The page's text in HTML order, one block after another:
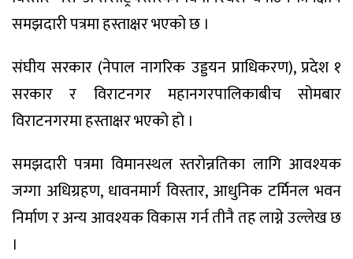
समझदारी पत्रमा हस्ताक्षर भएको छ ।
संघीय सरकार (नेपाल नागरिक उड्डयन प्राधिकरण), प्रदेश १
सरकार र विराटनगर महानगरपालिकाबीच सोमबार
विराटनगरमा हस्ताक्षर भएको हो ।
समझदारी पत्रमा विमानस्थल स्तरोन्नतिका लागि आवश्यक
जग्गा अधिग्रहण, धावनमार्ग विस्तार, आधुनिक टर्मिनल भवन
निर्माण र अन्य आवश्यक विकास गर्न तीनै तह लाग्ने उल्लेख छ
।